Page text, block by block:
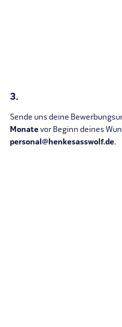
3.
Sende uns deine
Monatevor Beginn deines
personal@henkesasswolf.de.